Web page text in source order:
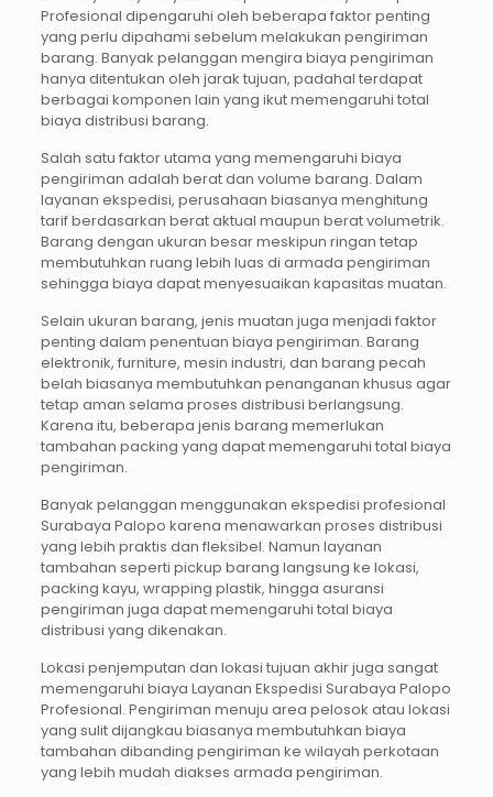
Profesional dipengaruhi oleh beberapa faktor penting
yang perlu dipahami sebelum melakukan pengiriman
barang. Banyak pelanggan mengira biaya pengiriman
hanya ditentukan oleh jarak tujuan, padahal terdapat
berbagai komponen lain yang ikut memengaruhi total
biaya distribusi barang.
Salah satu faktor utama yang memengaruhi biaya
pengiriman adalah berat dan volume barang. Dalam
layanan ekspedisi, perusahaan biasanya menghitung
tarif berdasarkan berat aktual maupun berat volumetrik.
Barang dengan ukuran besar meskipun ringan tetap
membutuhkan ruang lebih luas di armada pengiriman
sehingga biaya dapat menyesuaikan kapasitas muatan.
Selain ukuran barang, jenis muatan juga menjadi faktor
penting dalam penentuan biaya pengiriman. Barang
elektronik, furniture, mesin industri, dan barang pecah
belah biasanya membutuhkan penanganan khusus agar
tetap aman selama proses distribusi berlangsung.
Karena itu, beberapa jenis barang memerlukan
tambahan packing yang dapat memengaruhi total biaya
pengiriman.
Banyak pelanggan menggunakan ekspedisi profesional
Surabaya Palopo karena menawarkan proses distribusi
yang lebih praktis dan fleksibel. Namun layanan
tambahan seperti pickup barang langsung ke lokasi,
packing kayu, wrapping plastik, hingga asuransi
pengiriman juga dapat memengaruhi total biaya
distribusi yang dikenakan.
Lokasi penjemputan dan lokasi tujuan akhir juga sangat
memengaruhi biaya Layanan Ekspedisi Surabaya Palopo
Profesional. Pengiriman menuju area pelosok atau lokasi
yang sulit dijangkau biasanya membutuhkan biaya
tambahan dibanding pengiriman ke wilayah perkotaan
yang lebih mudah diakses armada pengiriman.